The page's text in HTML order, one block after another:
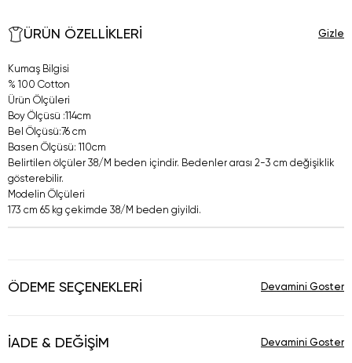
ÜRÜN ÖZELLIKLERI
Kumaş Bilgisi
% 100 Cotton
Ürün Ölçüleri
Boy Ölçüsü :114cm
Bel Ölçüsü:76 cm
Basen Ölçüsü: 110cm
Belirtilen ölçüler 38/M beden içindir. Bedenler arası 2-3 cm değişiklik
gösterebilir.
Modelin Ölçüleri
173 cm 65 kg çekimde 38/M beden giyildi.
ÖDEME SEÇENEKLERI
İADE & DEĞIŞIM